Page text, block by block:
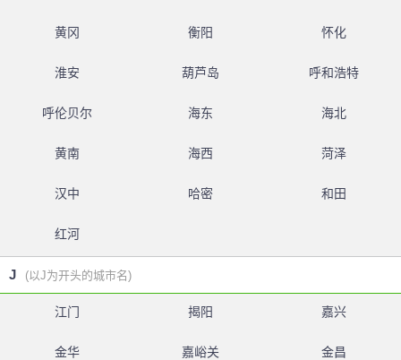
黄冈 衡阳 怀化
淮安 葫芦岛 呼和浩特
呼伦贝尔 海东 海北
黄南 海西 菏泽
汉中 哈密 和田
红河
J (以J为开头的城市名)
江门 揭阳 嘉兴
金华 嘉峪关 金昌